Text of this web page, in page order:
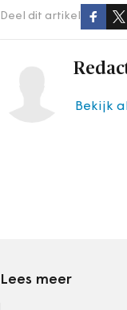
Deel dit artikel
Bekijk
Lees meer